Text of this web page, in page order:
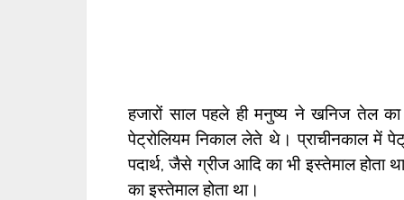
हजारों साल पहले ही मनुष्य ने खनिज तेल
पेट्रोलियम निकाल लेते थे। प्राचीनकाल में
पदार्थ, जैसे ग्रीज आदि का भी इस्तेमाल
का इस्तेमाल होता था।